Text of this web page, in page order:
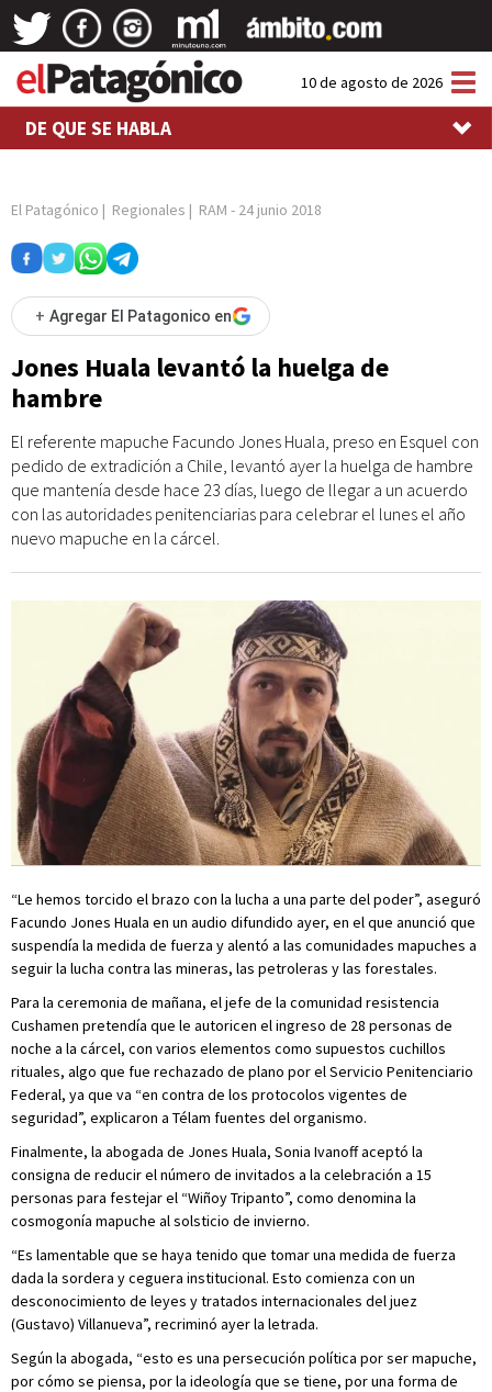
10 de agosto de 2026
DE QUE SE HABLA
El Patagónico | Regionales | RAM - 24 junio 2018
+ Agregar El Patagonico en
Jones Huala levantó la huelga de
hambre
El referente mapuche Facundo Jones Huala, preso en Esquel con
pedido de extradición a Chile, levantó ayer la huelga de hambre
que mantenía desde hace 23 días, luego de llegar a un acuerdo
con las autoridades penitenciarias para celebrar el lunes el año
nuevo mapuche en la cárcel.
“Le hemos torcido el brazo con la lucha a una parte del poder”, aseguró
Facundo Jones Huala en un audio difundido ayer, en el que anunció que
suspendía la medida de fuerza y alentó a las comunidades mapuches a
seguir la lucha contra las mineras, las petroleras y las forestales.
Para la ceremonia de mañana, el jefe de la comunidad resistencia
Cushamen pretendía que le autoricen el ingreso de 28 personas de
noche a la cárcel, con varios elementos como supuestos cuchillos
rituales, algo que fue rechazado de plano por el Servicio Penitenciario
Federal, ya que va “en contra de los protocolos vigentes de
seguridad”, explicaron a Télam fuentes del organismo.
Finalmente, la abogada de Jones Huala, Sonia Ivanoff aceptó la
consigna de reducir el número de invitados a la celebración a 15
personas para festejar el “Wiñoy Tripanto”, como denomina la
cosmogonía mapuche al solsticio de invierno.
“Es lamentable que se haya tenido que tomar una medida de fuerza
dada la sordera y ceguera institucional. Esto comienza con un
desconocimiento de leyes y tratados internacionales del juez
(Gustavo) Villanueva”, recriminó ayer la letrada.
Según la abogada, “esto es una persecución política por ser mapuche,
por cómo se piensa, por la ideología que se tiene, por una forma de